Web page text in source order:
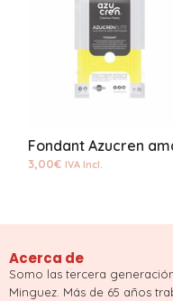
3,00€ IVA Incl.
Acerca de
Somo las tercera
Minguez. Más de 65 años